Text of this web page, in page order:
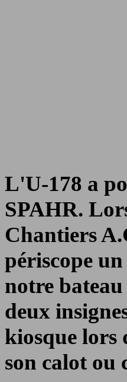
L'U-178 a
SPAHR.
Chantiers
périscope
notre
deux
kiosque lors
son calot ou